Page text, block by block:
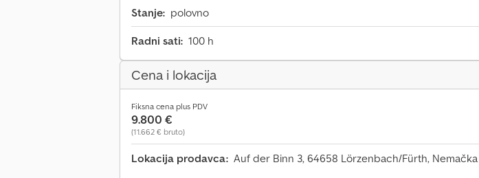
Stanje: polovno
Radni sati: 100 h
Cena i lokacija
Fiksna cena plus PDV
9.800 €
(11.662 € bruto)
Lokacija prodavca: Auf der Binn 3, 64658 Lörzenbach/Fürth, Nemačka